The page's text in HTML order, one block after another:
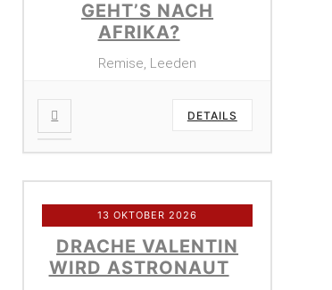
GEHT’S NACH
AFRIKA?
Remise, Leeden
DETAILS
13 OKTOBER 2026
DRACHE VALENTIN
WIRD ASTRONAUT